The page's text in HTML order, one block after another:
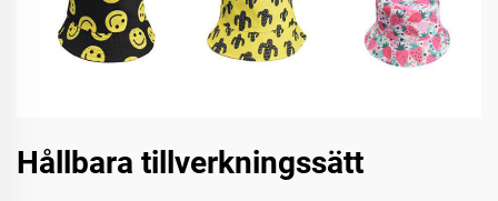
Hållbara tillverkningssätt